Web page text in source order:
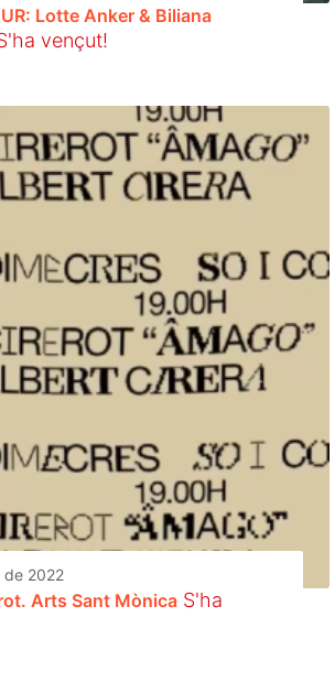
Lotte Anker & Biliana
vençut!
de 2022
Arts Sant Mònica S'ha